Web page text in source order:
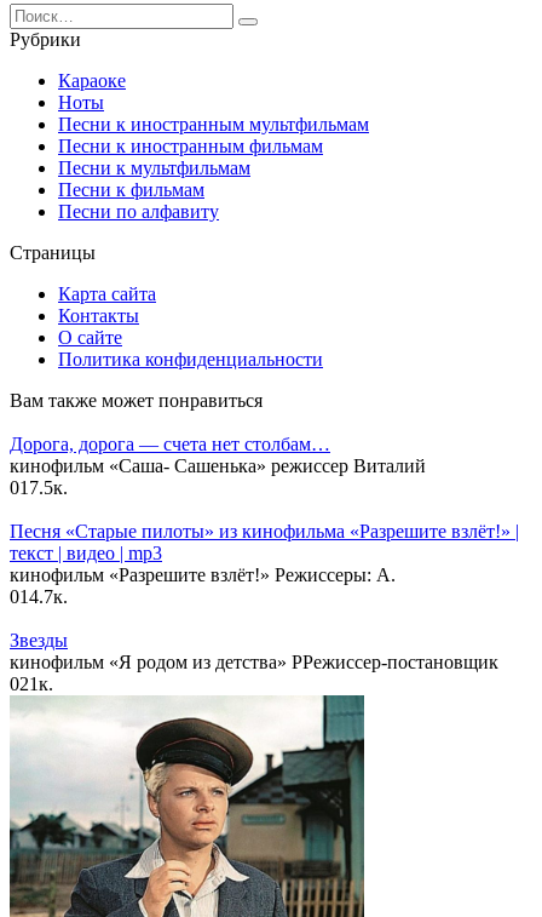
Search
for:
Рубрики
Караоке
Ноты
Песни к иностранным мультфильмам
Песни к иностранным фильмам
Песни к мультфильмам
Песни к фильмам
Песни по алфавиту
Страницы
Карта сайта
Контакты
О сайте
Политика конфиденциальности
Вам также может понравиться
Дорога, дорога — счета нет столбам…
кинофильм «Саша- Сашенька» режиссер Виталий
017.5к.
Песня «Старые пилоты» из кинофильма «Разрешите взлёт!» |
текст | видео | mp3
кинофильм «Разрешите взлёт!» Режиссеры: А.
014.7к.
Звезды
кинофильм «Я родом из детства» РРежиссер-постановщик
021к.